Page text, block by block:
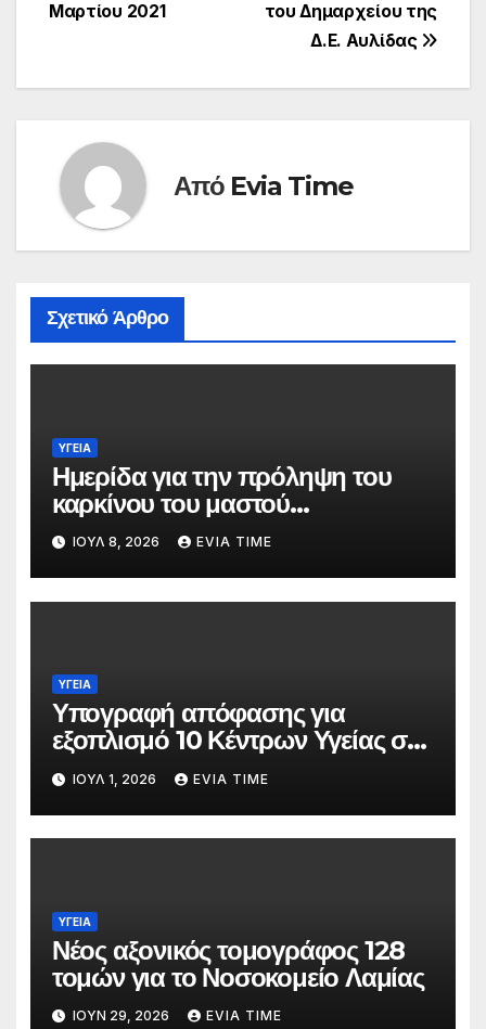
του Δημαρχείου της
Δ.Ε. Αυλίδας
Μαρτίου 2021
Από Evia Time
Σχετικό Άρθρο
ΥΓΕΙΑ
Ημερίδα για την πρόληψη του
καρκίνου του μαστού
διοργανώνει ο Δήμος Χαλκιδέων
ΙΟΎΛ 8, 2026 EVIA TIME
ΥΓΕΙΑ
Υπογραφή απόφασης για
εξοπλισμό 10 Κέντρων Υγείας στη
Στερεά Ελλάδα
ΙΟΎΛ 1, 2026 EVIA TIME
ΥΓΕΙΑ
Νέος αξονικός τομογράφος 128
τομών για το Νοσοκομείο Λαμίας
ΙΟΎΝ 29, 2026 EVIA TIME